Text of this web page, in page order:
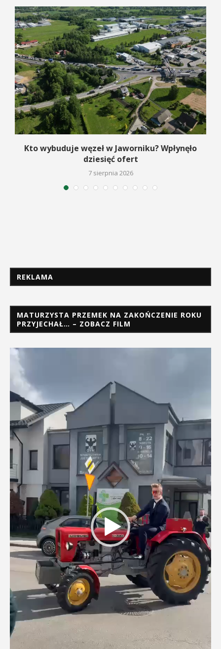
Kto wybuduje węzeł w Jaworniku? Wpłynęło
dziesięć ofert
7 sierpnia 2026
REKLAMA
MATURZYSTA PRZEMEK NA ZAKOŃCZENIE ROKU
PRZYJECHAŁ… – ZOBACZ FILM
Odtwarzacz